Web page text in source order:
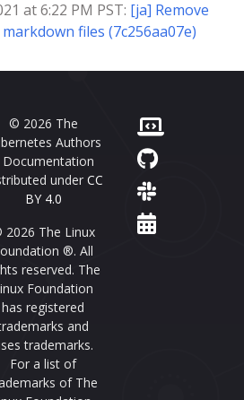
at 6:22 PM PST: [ja] Remove
files (7c256aa07e)
© 2026 The
Authors
under CC
BY 4.0
2026 The Linux
®. All
reserved. The
Foundation
has registered
and
trademarks.
For a list of
of The